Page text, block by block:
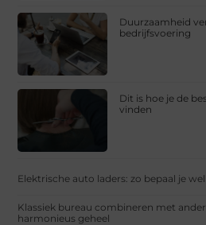
Duurzaamheid
bedrijfsvoering
Dit is hoe je de
vinden
Elektrische auto laders: zo bepaal je
Klassiek bureau combineren met
harmonieus geheel